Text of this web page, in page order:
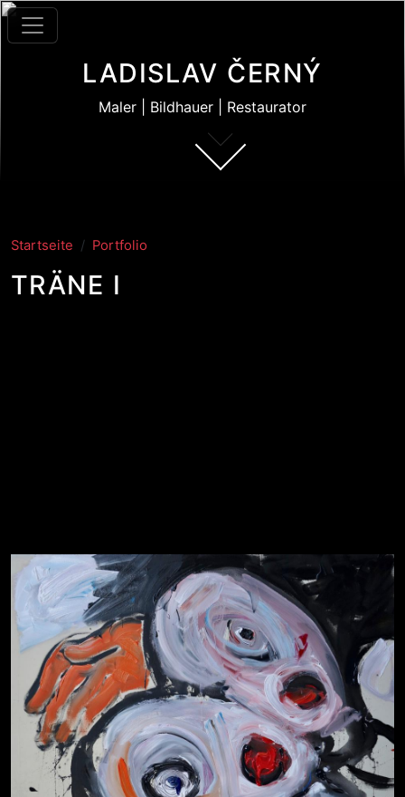
Direkt zum Inhalt
LADISLAV ČERNÝ
Maler | Bildhauer | Restaurator
Startseite Portfolio
TRÄNE I